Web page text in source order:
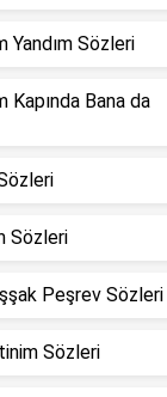
Yandım Sözleri
Kapında Bana da
Sözleri
Peşrev Sözleri
Sözleri